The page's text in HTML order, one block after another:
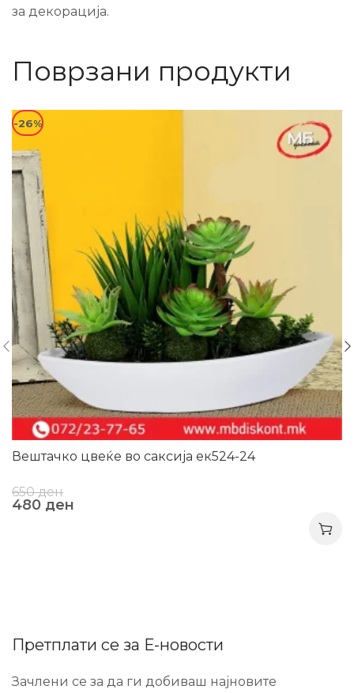
за декорација.
Поврзани продукти
-26%
Вештачко цвеќе во саксија ек524-24
650ден
480 ден
Претплати се за Е-новости
Зачлени се за да ги добиваш најновите